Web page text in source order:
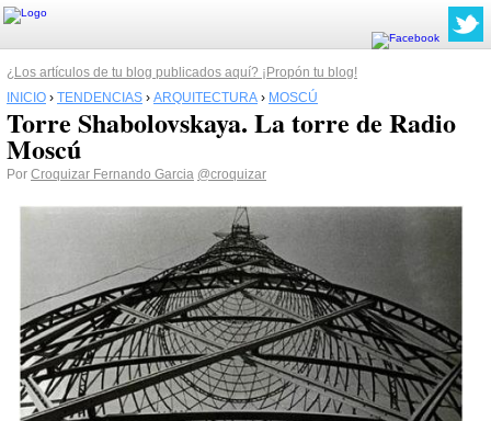
¿Los artículos de tu blog publicados aquí? ¡Propón tu blog!
INICIO › TENDENCIAS › ARQUITECTURA › MOSCÚ
Torre Shabolovskaya. La torre de Radio
Moscú
Por Croquizar Fernando Garcia @croquizar